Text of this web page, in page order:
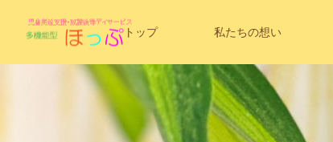
トップ 私たちの想い